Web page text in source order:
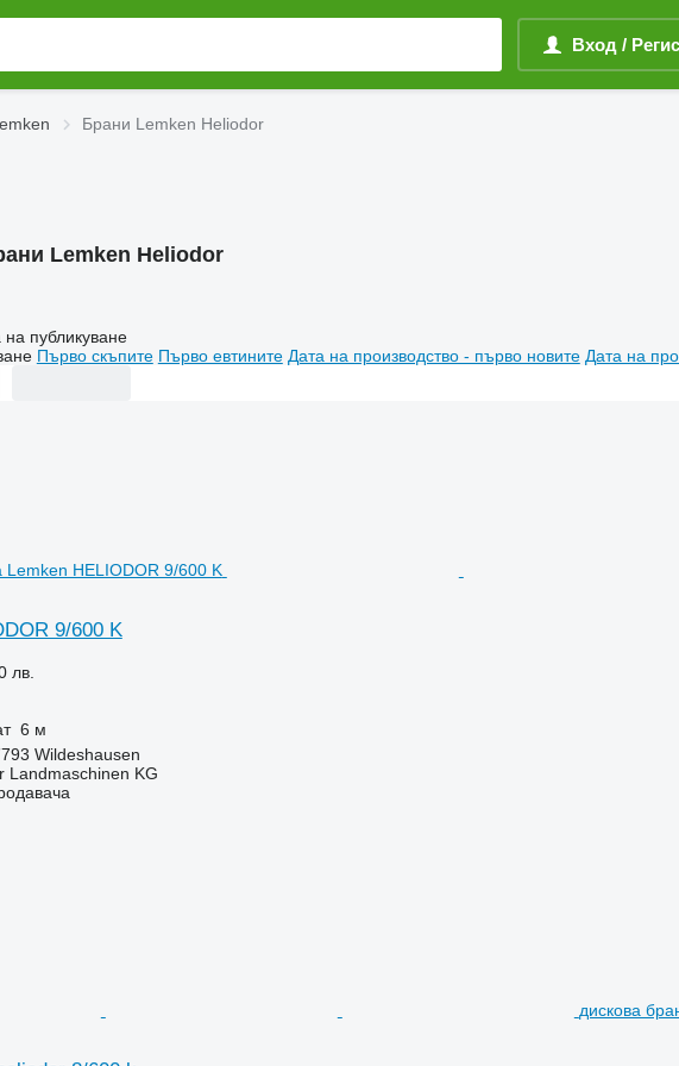
Вход /
Брани Lemken Heliodor
Lemken Heliodor
на публикуване
Първо скъпите Първо евтините Дата на производство - първо новите Дата на
9/600 K
лв.
6 м
Wildeshausen
Landmaschinen KG
дискова